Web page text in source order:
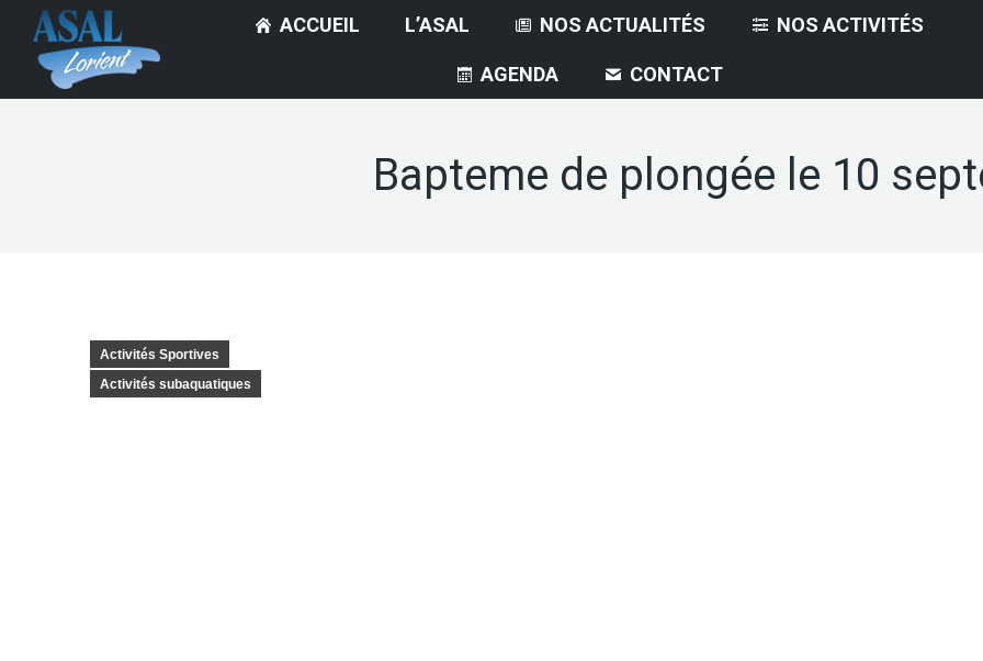
ACCUEIL L’ASAL NOS ACTUALITÉS NOS ACTIVITÉS
AGENDA CONTACT
Bapteme de plongée le 10
Activités Sportives
Activités subaquatiques